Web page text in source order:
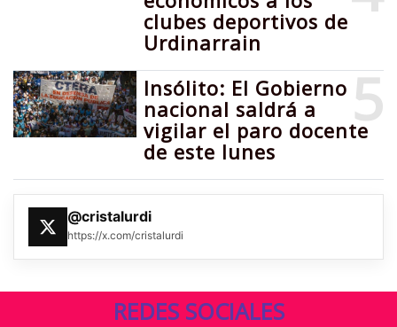
clubes deportivos de
Urdinarrain
5
Insólito: El Gobierno
nacional saldrá a
vigilar el paro docente
de este lunes
@cristalurdi
https://x.com/cristalurdi
REDES SOCIALES